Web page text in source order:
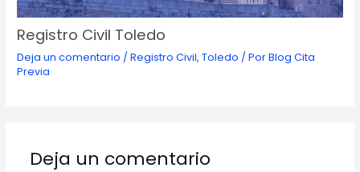
Registro Civil Toledo
Deja un comentario /Registro Civil,Toledo / PorBlog Cita
Previa
Deja un comentario